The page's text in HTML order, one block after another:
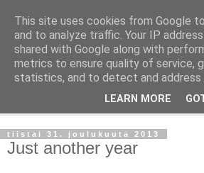
Taloja ja Toiveita
[ Sisustaa ] [ Remontoi ] [ Tuunaa ] [
tiistai 31. joulukuuta 2013
Just another year
This site uses cookies from Google
and to analyze traffic. Your IP
shared with Google along with
metrics to ensure quality of service,
statistics, and to detect and address
LEARN MORE